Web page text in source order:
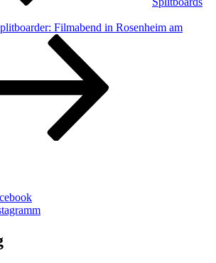
Filmabend in Rosenheim am